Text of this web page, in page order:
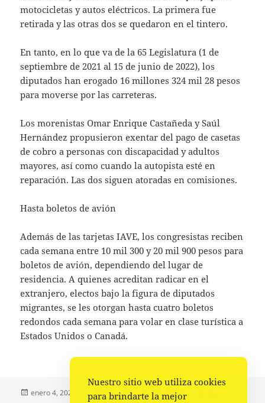
motocicletas y autos eléctricos. La primera fue
retirada y las otras dos se quedaron en el tintero.
En tanto, en lo que va de la 65 Legislatura (1 de
septiembre de 2021 al 15 de junio de 2022), los
diputados han erogado 16 millones 324 mil 28 pesos
para moverse por las carreteras.
Los morenistas Omar Enrique Castañeda y Saúl
Hernández propusieron exentar del pago de casetas
de cobro a personas con discapacidad y adultos
mayores, así como cuando la autopista esté en
reparación. Las dos siguen atoradas en comisiones.
Hasta boletos de avión
Además de las tarjetas IAVE, los congresistas reciben
cada semana entre 10 mil 300 y 20 mil 900 pesos para
boletos de avión, dependiendo del lugar de
residencia. A quienes acreditan radicar en el
extranjero, electos bajo la figura de diputados
migrantes, se les otorgan hasta cuatro boletos
redondos cada semana para volar en clase turística a
Estados Unidos o Canadá.
Publicado
enero 4, 2023 Autor
Fuente Categorías
Nacional,Política
Nuestro sitio web utiliza cookies
para brindarte la mejor